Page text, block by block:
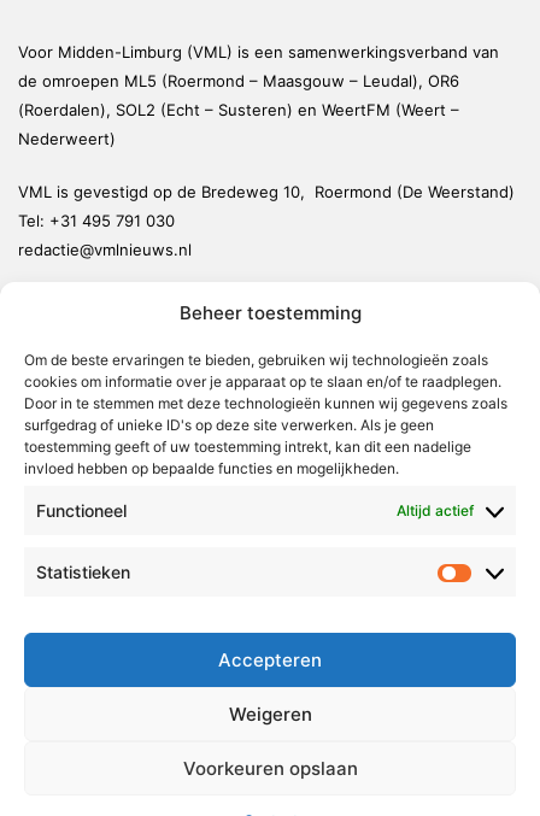
Beheer toestemming
Om de beste ervaringen te bieden, gebruiken wij technologieën zoals
cookies om informatie over je apparaat op te slaan en/of te raadplegen.
Door in te stemmen met deze technologieën kunnen wij gegevens zoals
surfgedrag of unieke ID's op deze site verwerken. Als je geen
toestemming geeft of uw toestemming intrekt, kan dit een nadelige
invloed hebben op bepaalde functies en mogelijkheden.
Functioneel Altijd actief
Statistieken
Accepteren
Weigeren
Voorkeuren opslaan
Voor Midden-Limburg (VML) is een samenwerkingsverband van
de omroepen ML5 (Roermond – Maasgouw – Leudal), OR6
(Roerdalen), SOL2 (Echt – Susteren) en WeertFM (Weert –
Nederweert)
VML is gevestigd op de Bredeweg 10, Roermond (De Weerstand)
Tel: +31 495 791 030
redactie@vmlnieuws.nl
Leudal
Maasgouw
Echt-Susteren
Radio & TV